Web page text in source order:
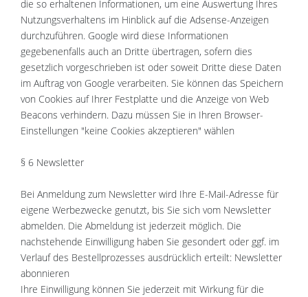
die so erhaltenen Informationen, um eine Auswertung Ihres
Nutzungsverhaltens im Hinblick auf die Adsense-Anzeigen
durchzuführen. Google wird diese Informationen
gegebenenfalls auch an Dritte übertragen, sofern dies
gesetzlich vorgeschrieben ist oder soweit Dritte diese Daten
im Auftrag von Google verarbeiten. Sie können das Speichern
von Cookies auf Ihrer Festplatte und die Anzeige von Web
Beacons verhindern. Dazu müssen Sie in Ihren Browser-
Einstellungen "keine Cookies akzeptieren" wählen
§ 6 Newsletter
Bei Anmeldung zum Newsletter wird Ihre E-Mail-Adresse für
eigene Werbezwecke genutzt, bis Sie sich vom Newsletter
abmelden. Die Abmeldung ist jederzeit möglich. Die
nachstehende Einwilligung haben Sie gesondert oder ggf. im
Verlauf des Bestellprozesses ausdrücklich erteilt: Newsletter
abonnieren
Ihre Einwilligung können Sie jederzeit mit Wirkung für die